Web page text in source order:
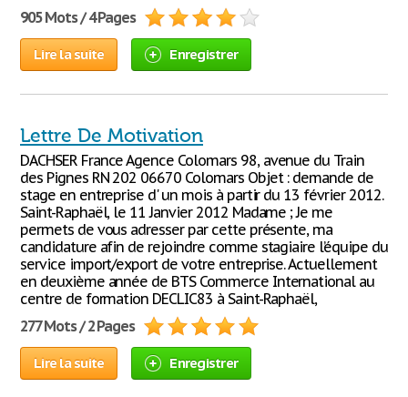
905 Mots / 4 Pages
Lire la suite Enregistrer
Lettre De Motivation
DACHSER France Agence Colomars 98, avenue du Train
des Pignes RN 202 06670 Colomars Objet : demande de
stage en entreprise d' un mois à partir du 13 février 2012.
Saint-Raphaël, le 11 Janvier 2012 Madame ; Je me
permets de vous adresser par cette présente, ma
candidature afin de rejoindre comme stagiaire l’équipe du
service import/export de votre entreprise. Actuellement
en deuxième année de BTS Commerce International au
centre de formation DECLIC83 à Saint-Raphaël,
277 Mots / 2 Pages
Lire la suite Enregistrer